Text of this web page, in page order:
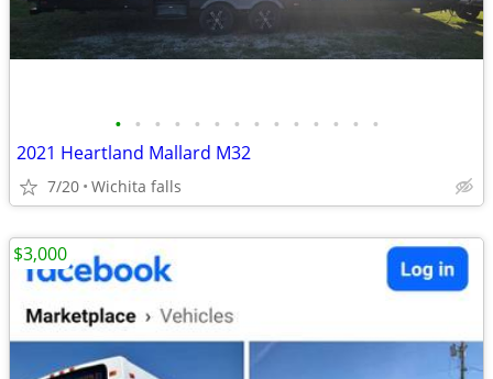
• • • • • • • • • • • • • •
2021 Heartland Mallard M32
7/20 Wichita falls
$3,000